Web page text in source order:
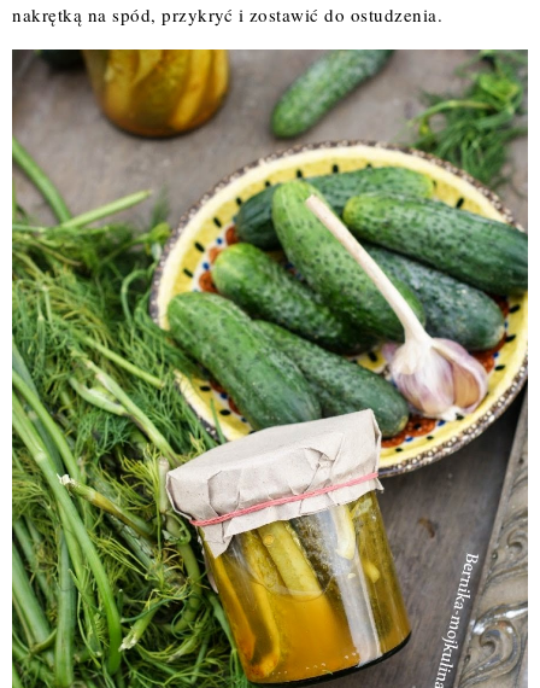
nakrętką na spód, przykryć i zostawić do ostudzenia.